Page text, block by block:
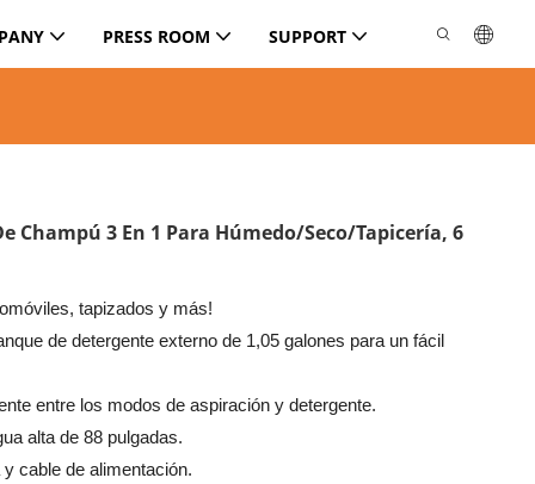
PRESS ROOM SUPPORT
Champú 3 En 1 Para Húmedo/seco/tapicería, 6
tapizados y más!
de detergente externo de 1,05 galones para un fácil
entre los modos de aspiración y detergente.
alta de 88 pulgadas.
cable de alimentación.